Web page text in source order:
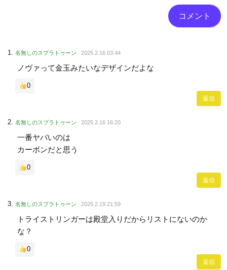
名無しのスプラトゥーン 2025.2.16 03:44
ノヴァって金玉みたいなデザインだよな
0
返信
名無しのスプラトゥーン 2025.2.16 16:20
一番ヤバいのは
カーボンだと思う
0
返信
名無しのスプラトゥーン 2025.2.19 21:59
トライストリンガーは殿堂入りだからリストにないのか
な？
0
返信